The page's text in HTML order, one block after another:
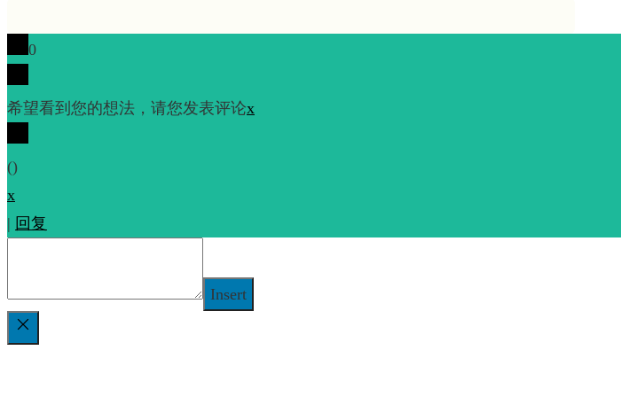
0
希望看到您的想法，请您发表评论x
()
x
| 回复
Insert